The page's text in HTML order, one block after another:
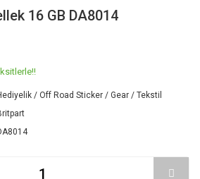
16 GB DA8014
/ Off Road Sticker / Gear / Tekstil